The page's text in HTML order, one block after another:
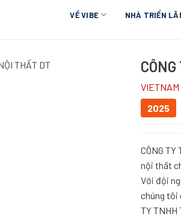
VỀ VIBE NHÀ TRIỂN
THẤT DT
VIETNAM
2025
CÔNG
nội thất
Với đội
chúng tôi
TY TNHH